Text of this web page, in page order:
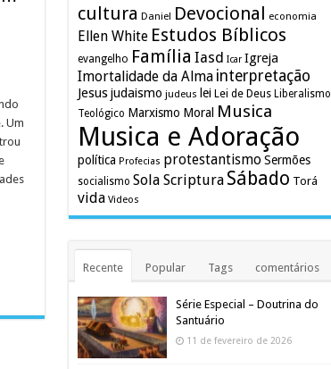
Um
cultura Daniel Devocional economia
Ellen White Estudos Bíblicos
evangelho Família Iasd Icar Igreja
Imortalidade da Alma interpretação
Jesus judaismo judeus lei Lei de Deus Liberalismo
Teológico Marxismo Moral Musica
Musica e Adoração
política Profecias protestantismo Sermões
socialismo Sola Scriptura Sábado Torá
vida Videos
Recente Popular Tags comentários
Série Especial – Doutrina do
Santuário
11 de fevereiro de 2026